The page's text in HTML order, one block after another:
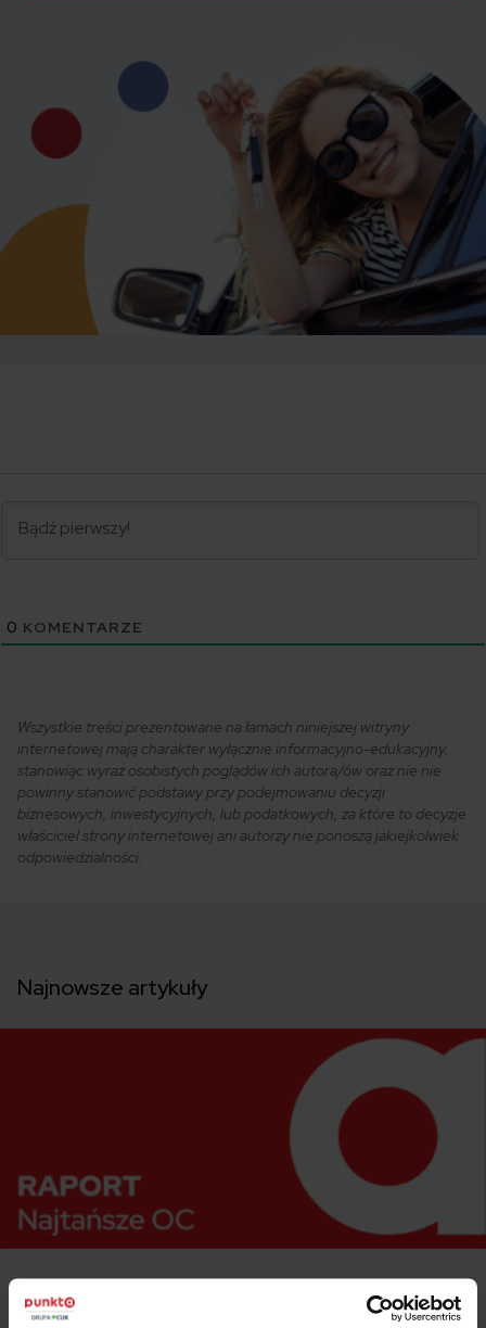
0 KOMENTARZE
Wszystkie treści prezentowane na łamach niniejszej witryny
internetowej mają charakter wyłącznie informacyjno-edukacyjny,
stanowiąc wyraz osobistych poglądów ich autora/ów oraz nie nie
powinny stanowić podstawy przy podejmowaniu decyzji
biznesowych, inwestycyjnych, lub podatkowych, za które to decyzje
właściciel strony internetowej ani autorzy nie ponoszą jakiejkolwiek
odpowiedzialności.
Najnowsze artykuły
2026.08.06 •